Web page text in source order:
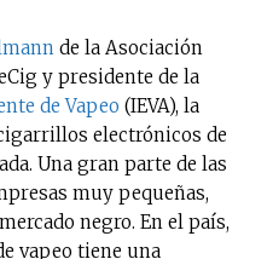
de la Asociación
y presidente de la
de Vapeo (IEVA), la
electrónicos de
Una gran parte de las
muy pequeñas,
negro. En el país,
vapeo tiene una